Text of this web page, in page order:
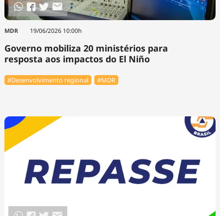
MDR 19/06/2026 10:00h
Governo mobiliza 20 ministérios para
resposta aos impactos do El Niño
#Desenvolvimento regional #MDR